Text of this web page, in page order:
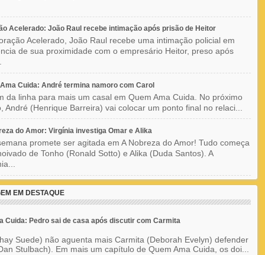
Acelerado: João Raul recebe intimação após prisão de Heitor
Acelerado, João Raul recebe uma intimação policial em
de sua proximidade com o empresário Heitor, preso após
Cuida: André termina namoro com Carol
da linha para mais um casal em Quem Ama Cuida. No próximo
André (Henrique Barreira) vai colocar um ponto final no relaci...
do Amor: Virgínia investiga Omar e Alika
promete ser agitada em A Nobreza do Amor! Tudo começa
de Tonho (Ronald Sotto) e Alika (Duda Santos). A
EM DESTAQUE
Cuida: Pedro sai de casa após discutir com Carmita
Suede) não aguenta mais Carmita (Deborah Evelyn) defender
Stulbach). Em mais um capítulo de Quem Ama Cuida, os doi...